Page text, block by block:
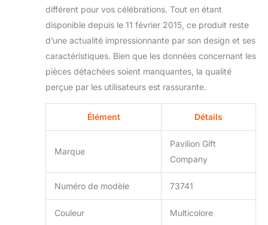
différent pour vos célébrations. Tout en étant
disponible depuis le 11 février 2015, ce produit reste
d’une actualité impressionnante par son design et ses
caractéristiques. Bien que les données concernant les
pièces détachées soient manquantes, la qualité
perçue par les utilisateurs est rassurante.
Élément Détails
Marque
Pavilion Gift
Company
Numéro de modèle 73741
Couleur Multicolore